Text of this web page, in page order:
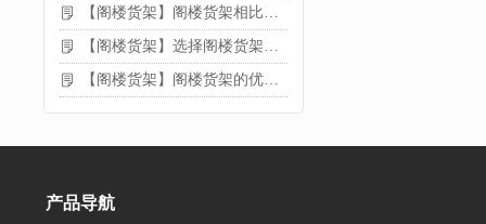
【阁楼货架】阁楼货架相比传统货架的优势是什么
【阁楼货架】选择阁楼货架的好处？
【阁楼货架】阁楼货架的优点是什么
产品导航